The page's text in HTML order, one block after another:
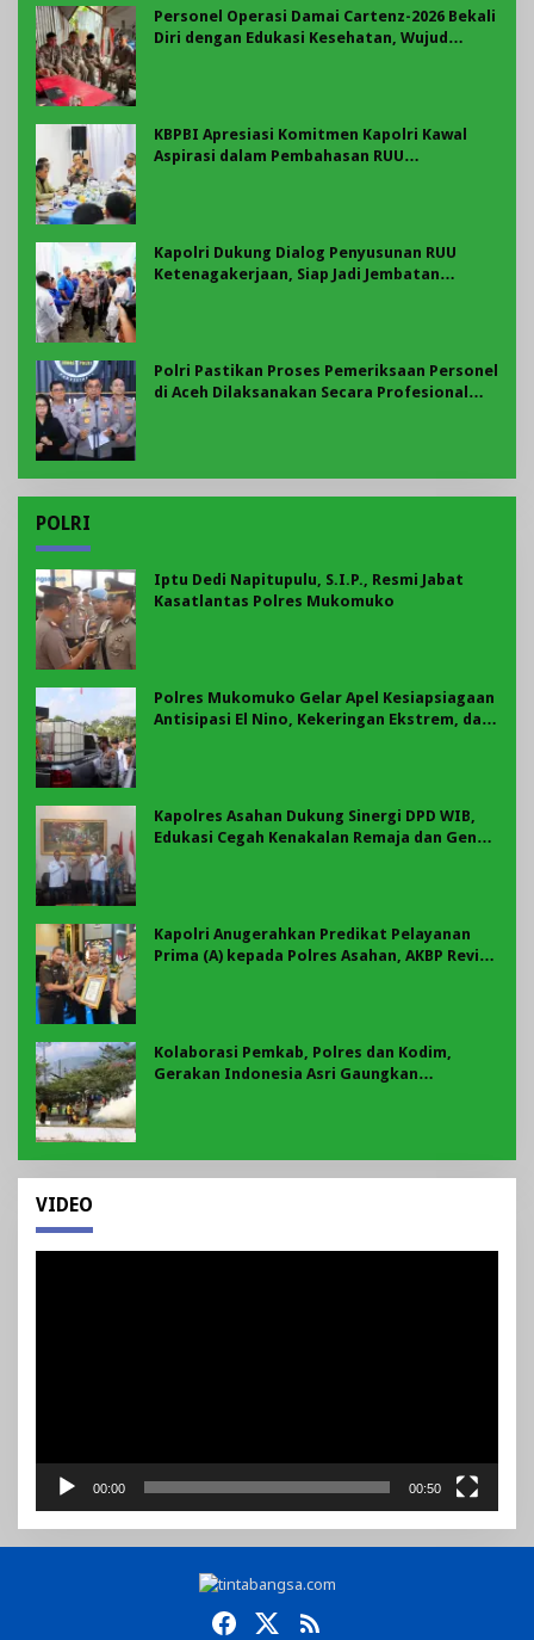
Personel Operasi Damai Cartenz-2026 Bekali
Diri dengan Edukasi Kesehatan, Wujud
KBPBI Apresiasi Komitmen Kapolri Kawal
Aspirasi dalam Pembahasan RUU
Kapolri Dukung Dialog Penyusunan RUU
Ketenagakerjaan, Siap Jadi Jembatan
Polri Pastikan Proses Pemeriksaan Personel
di Aceh Dilaksanakan Secara Profesional
POLRI
Iptu Dedi Napitupulu, S.I.P., Resmi Jabat
Kasatlantas Polres Mukomuko
Polres Mukomuko Gelar Apel Kesiapsiagaan
Antisipasi El Nino, Kekeringan Ekstrem, dan
Kapolres Asahan Dukung Sinergi DPD WIB,
Edukasi Cegah Kenakalan Remaja dan Geng
Kapolri Anugerahkan Predikat Pelayanan
Prima (A) kepada Polres Asahan, AKBP Revi
Kolaborasi Pemkab, Polres dan Kodim,
Gerakan Indonesia Asri Gaungkan
VIDEO
00:00 00:50